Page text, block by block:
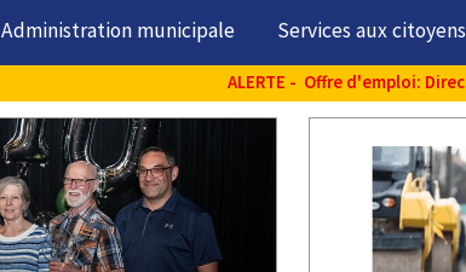
Administration municipale Services aux citoyens
ALERTE - Offre d'emploi: